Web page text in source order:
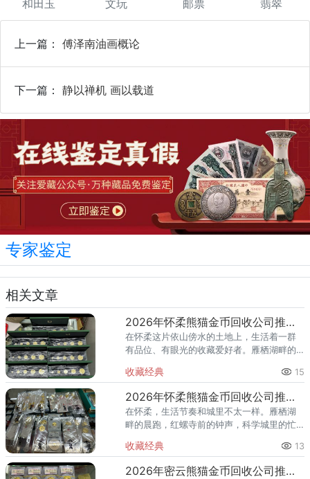
和田玉 文玩 邮票 翡翠
上一篇： 傅泽南油画概论
下一篇： 静以禅机 画以载道
专家鉴定
相关文章
2026年怀柔熊猫金币回收公司推荐 怀柔回收熊猫金币渠道
在怀柔这片依山傍水的土地上，生活着一群
有品位、有眼光的收藏爱好者。雁栖湖畔的
红螺寺的香火绵延不绝——怀柔的藏家群体
也在悄然壮大。熊猫金币，作为
收藏经典 15
2026年怀柔熊猫金币回收公司推荐 怀柔哪里回收熊猫金币
在怀柔，生活节奏和城里不太一样。雁栖湖
畔的晨跑，红螺寺前的钟声，科学城里的忙
值。熊猫金币作为兼具投资与收藏属性的热
门品种，在怀柔的藏家圈子里一
收藏经典 13
2026年密云熊猫金币回收公司推荐 密云回收熊猫金币正规渠道